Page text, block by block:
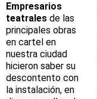
Empresarios
teatrales de las
principales obras
en cartel en
nuestra ciudad
hicieron saber su
descontento con
la instalación, en